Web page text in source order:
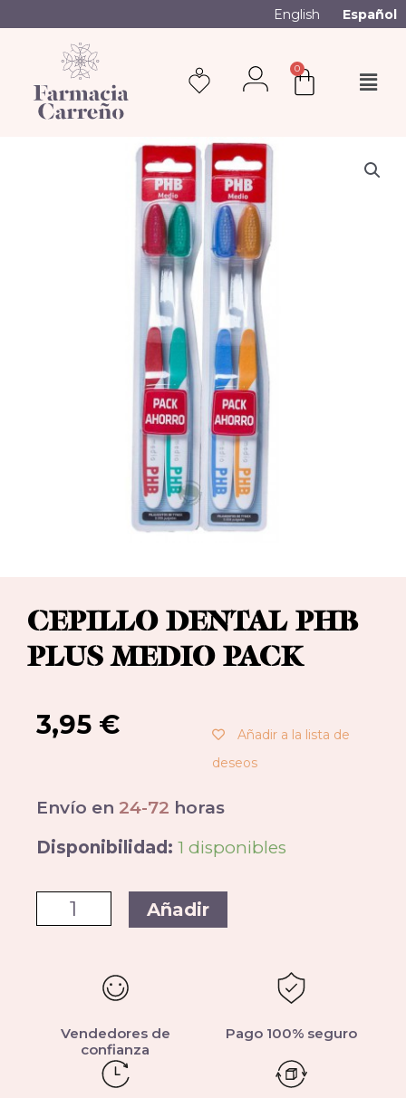
English Español
0
CEPILLO DENTAL PHB
PLUS MEDIO PACK
3,95 €
Añadir a la lista de
deseos
Envío en 24-72 horas
Disponibilidad: 1 disponibles
Añadir
Vendedores de
confianza
Pago 100% seguro